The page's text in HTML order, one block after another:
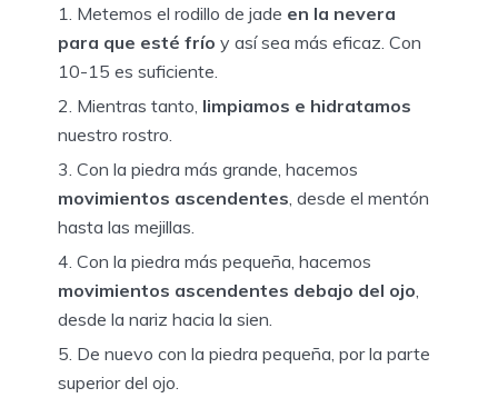
Metemos el rodillo de jade en la nevera
para que esté frío y así sea más eficaz. Con
10-15 es suficiente.
Mientras tanto, limpiamos e hidratamos
nuestro rostro.
Con la piedra más grande, hacemos
movimientos ascendentes , desde el mentón
hasta las mejillas.
Con la piedra más pequeña, hacemos
movimientos ascendentes debajo del ojo
desde la nariz hacia la sien.
De nuevo con la piedra pequeña, por la parte
superior del ojo.